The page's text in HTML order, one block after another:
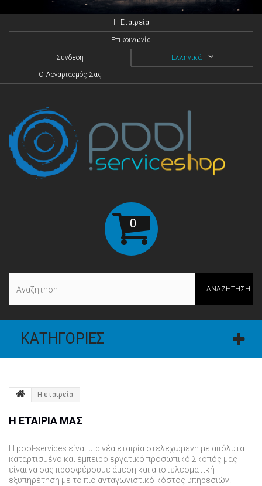
H Eταιρεία
Επικοινωνία
Ελληνικά
Σύνδεση
O Λογαριασμός Σας
0
ΑΝΑΖΉΤΗΣΗ
ΚΑΤΗΓΟΡΊΕΣ
Η εταιρεία
Η ΕΤΑΙΡΙΑ ΜΑΣ
Η pool-services είναι μια νέα εταιρία στελεχωμένη με απόλυτα
καταρτισμένο και έμπειρο εργατικό προσωπικό.Σκοπός μας
είναι να σας προσφέρουμε άμεση και αποτελεσματική
εξυπηρέτηση με το πιο ανταγωνιστικό κόστος υπηρεσιών.